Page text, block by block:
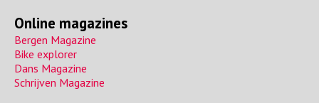
Online magazines
Bergen Magazine
Bike explorer
Dans Magazine
Schrijven Magazine